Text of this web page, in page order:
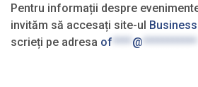
Pentru informații despre
invităm să accesați site-ul
scrieți pe adresa of **** @ ***********